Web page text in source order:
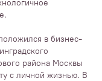
в бизнес-
района Москвы
с личной жизнью. В